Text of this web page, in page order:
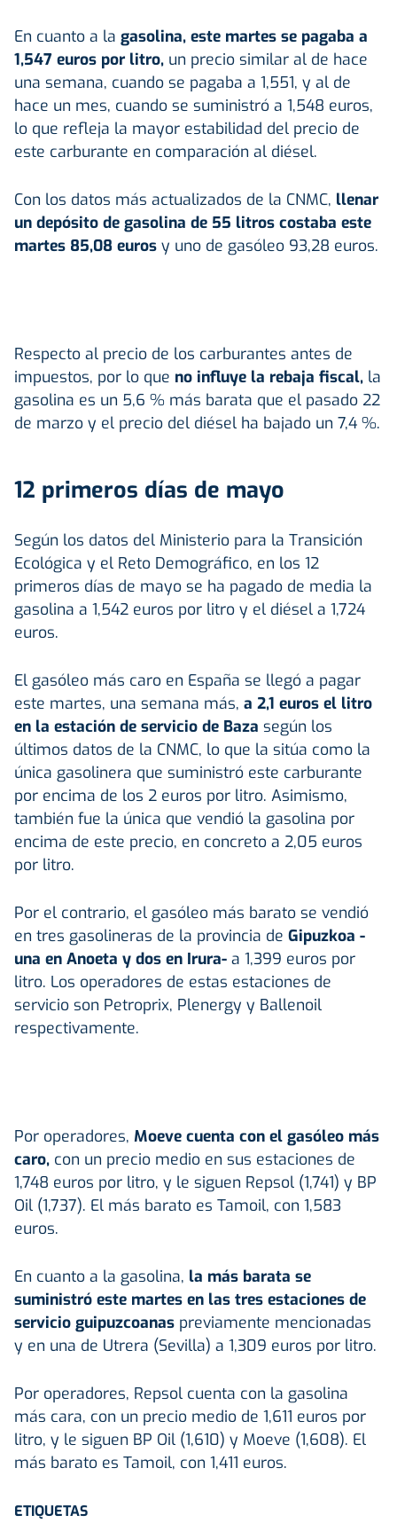
En cuanto a la gasolina, este martes se pagaba a
1,547 euros por litro, un precio similar al de hace
una semana, cuando se pagaba a 1,551, y al de
hace un mes, cuando se suministró a 1,548 euros,
lo que refleja la mayor estabilidad del precio de
este carburante en comparación al diésel.
Con los datos más actualizados de la CNMC, llenar
un depósito de gasolina de 55 litros costaba este
martes 85,08 euros y uno de gasóleo 93,28 euros.
Respecto al precio de los carburantes antes de
impuestos, por lo que no influye la rebaja fiscal, la
gasolina es un 5,6 % más barata que el pasado 22
de marzo y el precio del diésel ha bajado un 7,4 %.
12 primeros días de mayo
Según los datos del Ministerio para la Transición
Ecológica y el Reto Demográfico, en los 12
primeros días de mayo se ha pagado de media la
gasolina a 1,542 euros por litro y el diésel a 1,724
euros.
El gasóleo más caro en España se llegó a pagar
este martes, una semana más, a 2,1 euros el litro
en la estación de servicio de Baza según los
últimos datos de la CNMC, lo que la sitúa como la
única gasolinera que suministró este carburante
por encima de los 2 euros por litro. Asimismo,
también fue la única que vendió la gasolina por
encima de este precio, en concreto a 2,05 euros
por litro.
Por el contrario, el gasóleo más barato se vendió
en tres gasolineras de la provincia de Gipuzkoa -
una en Anoeta y dos en Irura- a 1,399 euros por
litro. Los operadores de estas estaciones de
servicio son Petroprix, Plenergy y Ballenoil
respectivamente.
Por operadores, Moeve cuenta con el gasóleo más
caro, con un precio medio en sus estaciones de
1,748 euros por litro, y le siguen Repsol (1,741) y BP
Oil (1,737). El más barato es Tamoil, con 1,583
euros.
En cuanto a la gasolina, la más barata se
suministró este martes en las tres estaciones de
servicio guipuzcoanas previamente mencionadas
y en una de Utrera (Sevilla) a 1,309 euros por litro.
Por operadores, Repsol cuenta con la gasolina
más cara, con un precio medio de 1,611 euros por
litro, y le siguen BP Oil (1,610) y Moeve (1,608). El
más barato es Tamoil, con 1,411 euros.
ETIQUETAS